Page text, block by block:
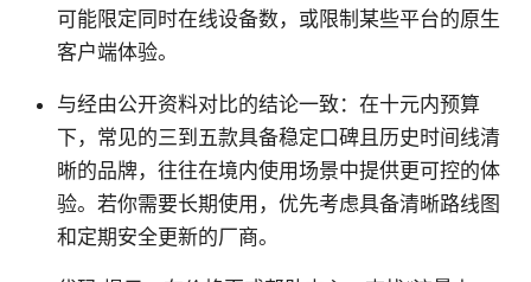
可能限定同时在线设备数，或限制某些平台的原生
客户端体验。
与经由公开资料对比的结论一致：在十元内预算
下，常见的三到五款具备稳定口碑且历史时间线清
晰的品牌，往往在境内使用场景中提供更可控的体
验。若你需要长期使用，优先考虑具备清晰路线图
和定期安全更新的厂商。